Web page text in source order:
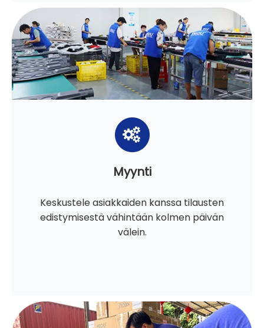
Myynti
Keskustele asiakkaiden kanssa tilausten
edistymisestä vähintään kolmen päivän
välein.